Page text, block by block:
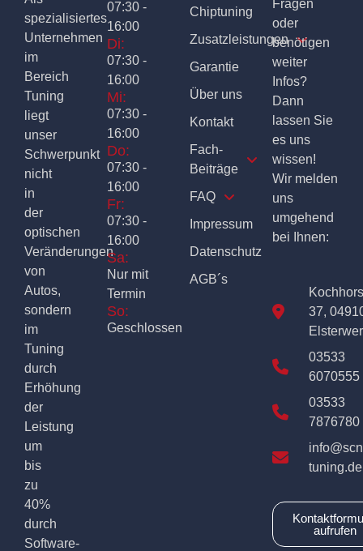
spezialisiertes
Unternehmen
im
Bereich
Tuning
liegt
unser
Schwerpunkt
nicht
in
der
optischen
Veränderungen
von
Autos,
sondern
im
Tuning
durch
Erhöhung
der
Leistung
um
bis
zu
40%
durch
Software-
07:30 -
16:00
Di:
07:30 -
16:00
Mi:
07:30 -
16:00
Do:
07:30 -
16:00
Fr:
07:30 -
16:00
Sa:
Nur mit
Termin
So:
Geschlossen
Chiptuning
Zusatzleistungen
Garantie
Über uns
Kontakt
Fach-
Beiträge
FAQ
Impressum
Datenschutz
AGB´s
Fragen
oder
benötigen
weiter
Infos?
Dann
lassen Sie
es uns
wissen!
Wir melden
uns
umgehend
bei Ihnen:
37,
03533
6070555
03533
7876780
tuning.de
aufrufen